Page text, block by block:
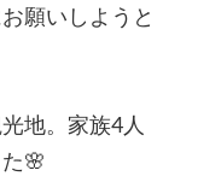
願いしようと
地。家族4人
🌸